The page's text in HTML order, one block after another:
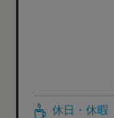
休日・休暇